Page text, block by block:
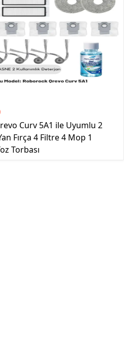
Curv 5A1 ile Uyumlu 2
Fırça 4 Filtre 4 Mop 1
Torbası